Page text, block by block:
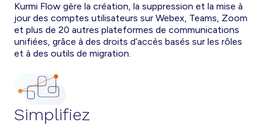
Kurmi Flow gère la création, la suppression et la mise à
jour des comptes utilisateurs sur Webex, Teams, Zoom
et plus de 20 autres plateformes de communications
unifiées, grâce à des droits d’accès basés sur les rôles
et à des outils de migration.
Simplifiez